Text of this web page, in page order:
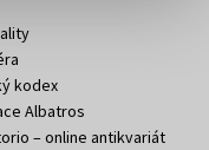
kodex
Albatros
– online antikvariát